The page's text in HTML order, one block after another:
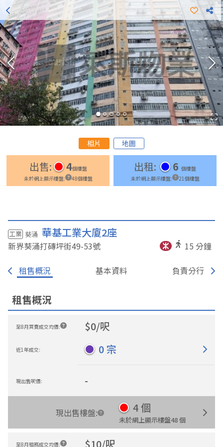
更多出租樓盤 更多出售樓盤
相片 地圖
出售: 4個樓盤
未於網上顯示樓盤: 48個樓盤
出租: 6 個樓盤
未於網上顯示樓盤: 21個樓盤
工業 葵涌 華基工業大廈2座
新界葵涌打磚坪街49-53號 15 分鐘
租售概況 基本資料 負責分行
租售概況
至8月買賣成交均價: $0/呎
近1年成交: 0 宗
現出售呎價: -
現出售樓盤: 4個
未於網上顯示樓盤48個
至8月租務成交均價: $10/呎